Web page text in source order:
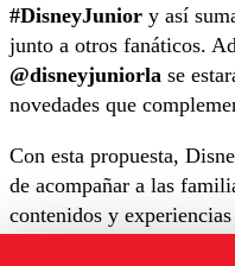
#DisneyJunior y así
junto a otros fanáticos.
@disneyjuniorla se
novedades que
Con esta propuesta,
de acompañar a las
contenidos y